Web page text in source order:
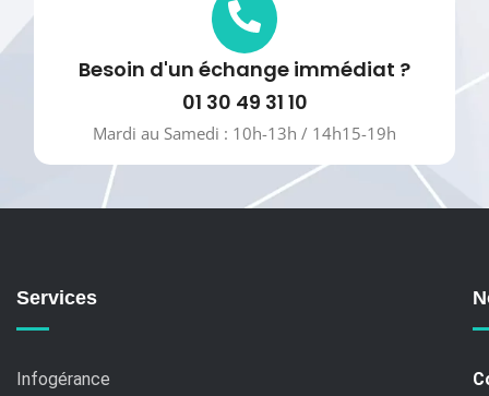
Besoin d'un échange immédiat ?
01 30 49 31 10
Mardi au Samedi : 10h-13h / 14h15-19h
Services
Infogérance